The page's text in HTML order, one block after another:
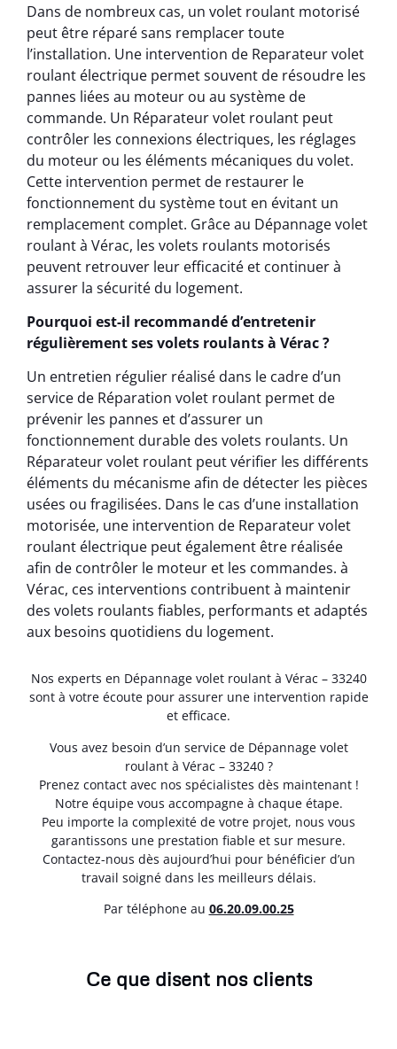
Dans de nombreux cas, un volet roulant motorisé
peut être réparé sans remplacer toute
l’installation. Une intervention de Reparateur volet
roulant électrique permet souvent de résoudre les
pannes liées au moteur ou au système de
commande. Un Réparateur volet roulant peut
contrôler les connexions électriques, les réglages
du moteur ou les éléments mécaniques du volet.
Cette intervention permet de restaurer le
fonctionnement du système tout en évitant un
remplacement complet. Grâce au Dépannage volet
roulant à Vérac, les volets roulants motorisés
peuvent retrouver leur efficacité et continuer à
assurer la sécurité du logement.
Pourquoi est-il recommandé d’entretenir
régulièrement ses volets roulants à Vérac ?
Un entretien régulier réalisé dans le cadre d’un
service de Réparation volet roulant permet de
prévenir les pannes et d’assurer un
fonctionnement durable des volets roulants. Un
Réparateur volet roulant peut vérifier les différents
éléments du mécanisme afin de détecter les pièces
usées ou fragilisées. Dans le cas d’une installation
motorisée, une intervention de Reparateur volet
roulant électrique peut également être réalisée
afin de contrôler le moteur et les commandes. à
Vérac, ces interventions contribuent à maintenir
des volets roulants fiables, performants et adaptés
aux besoins quotidiens du logement.
Nos experts en Dépannage volet roulant à Vérac – 33240
sont à votre écoute pour assurer une intervention rapide
et efficace.
Vous avez besoin d’un service de Dépannage volet
roulant à Vérac – 33240 ?
Prenez contact avec nos spécialistes dès maintenant !
Notre équipe vous accompagne à chaque étape.
Peu importe la complexité de votre projet, nous vous
garantissons une prestation fiable et sur mesure.
Contactez-nous dès aujourd’hui pour bénéficier d’un
travail soigné dans les meilleurs délais.
Par téléphone au 06.20.09.00.25
Ce que disent nos clients